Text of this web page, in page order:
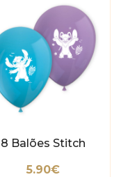
8 Balões Stitch
5.90€